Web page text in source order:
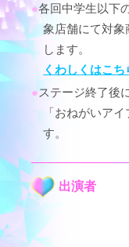
各回中学生以下
象店舗にて対象
します。
くわしくはこち
ステージ終了後
「おねがいア
す。
出演者